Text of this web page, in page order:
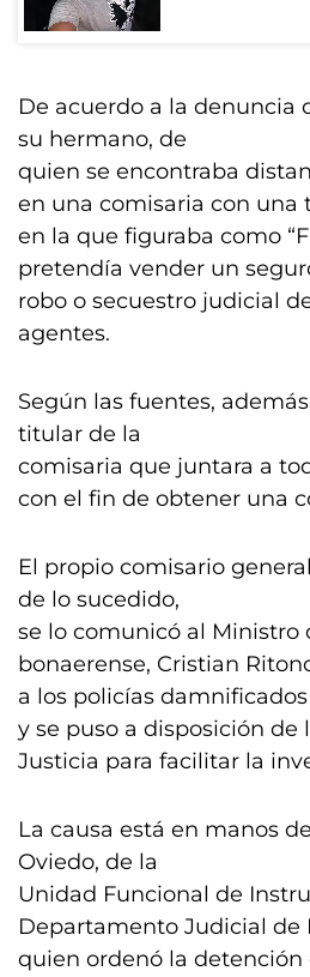
De acuerdo a la denuncia
su hermano, de
quien se encontraba
en una comisaria con una
en la que figuraba como
pretendía vender un
robo o secuestro judicial
agentes.
Según las fuentes,
titular de la
comisaria que juntara a
con el fin de obtener una
El propio comisario
de lo sucedido,
se lo comunicó al Ministro
bonaerense, Cristian
a los policías
y se puso a disposición de
Justicia para facilitar la
La causa está en manos
Oviedo, de la
Unidad Funcional de
Departamento Judicial de
quien ordenó la detención